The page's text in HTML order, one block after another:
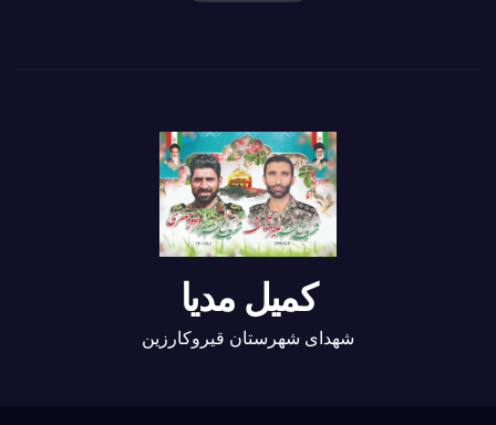
کمیل مدیا
شهدای شهرستان قیروکارزین